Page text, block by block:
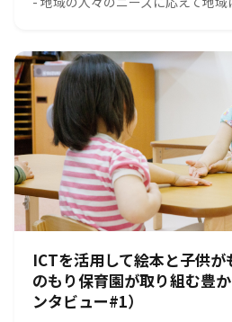
ICTを活用して絵本と子供
のもり保育園が取り組む豊
ンタビュー#1）